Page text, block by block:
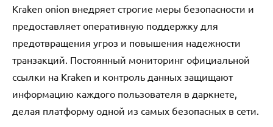
Kraken onion внедряет строгие меры безопасности и
предоставляет оперативную поддержку для
предотвращения угроз и повышения надежности
транзакций. Постоянный мониторинг официальной
ссылки на Kraken и контроль данных защищают
информацию каждого пользователя в даркнете,
делая платформу одной из самых безопасных в сети.